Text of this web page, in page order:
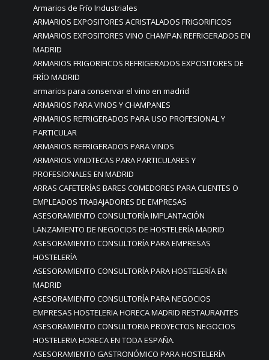
Armarios de Frío Industriales
ARMARIOS EXPOSITORES ACRISTALADOS FRIGORIFICOS
ARMARIOS EXPOSITORES VINO CHAMPAN REFRIGERADOS EN
MADRID
ARMARIOS FRIGORIFICOS REFRIGERADOS EXPOSITORES DE
FRÍO MADRID
armarios para conservar el vino en madrid
ARMARIOS PARA VINOS Y CHAMPANES
ARMARIOS REFRIGERADOS PARA USO PROFESIONAL Y
PARTICULAR
ARMARIOS REFRIGERADOS PARA VINOS
ARMARIOS VINOTECAS PARA PARTICULARES Y
PROFESIONALES EN MADRID
ARRAS CAFETERÍAS BARES COMEDORES PARA CLIENTES O
EMPLEADOS TRABAJADORES DE EMPRESAS
ASESORAMIENTO CONSULTORÍA IMPLANTACIÓN
LANZAMIENTO DE NEGOCIOS DE HOSTELERÍA MADRID
ASESORAMIENTO CONSULTORÍA PARA EMPRESAS
HOSTELERÍA
ASESORAMIENTO CONSULTORÍA PARA HOSTELERÍA EN
MADRID
ASESORAMIENTO CONSULTORÍA PARA NEGOCIOS
EMPRESAS HOSTELERIA HORECA MADRID RESTAURANTES
ASESORAMIENTO CONSULTORIA PROYECTOS NEGOCIOS
HOSTELERIA HORECA EN TODA ESPAÑA.
ASESORAMIENTO GASTRONÓMICO PARA HOSTELERÍA